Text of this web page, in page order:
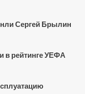
Сергей Брылин
в рейтинге УЕФА